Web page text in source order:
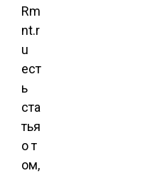
Rm
nt.r
u
ест
ь
ста
тья
о т
ом,